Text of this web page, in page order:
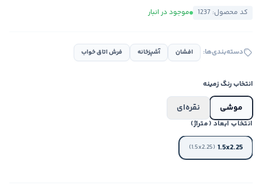
کد محصول: 1237 موجود در انبار
دسته‌بندی‌ها: افشان آشپزخانه فرش اتاق خواب
انتخاب رنگ زمینه
موشی نقره‌ای
انتخاب ابعاد (متراژ)
1.5x2.25
(1.5x2.25)